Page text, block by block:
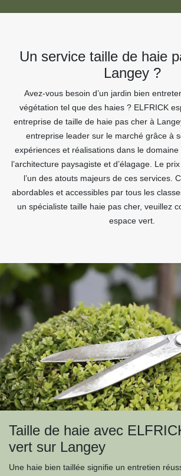
Un service taille de haie
Langey ?
Avez-vous besoin d’un jardin bien
végétation tel que des haies ? ELFRICK
entreprise de taille de haie pas cher à
entreprise leader sur le marché grâce à
expériences et réalisations dans le
l’architecture paysagiste et d’élagage. Le
l’un des atouts majeurs de ces services.
abordables et accessibles par tous les
un spécialiste taille haie pas cher, veuillez
espace vert.
Taille de haie avec
vert sur Langey
Une haie bien taillée signifie un entretien